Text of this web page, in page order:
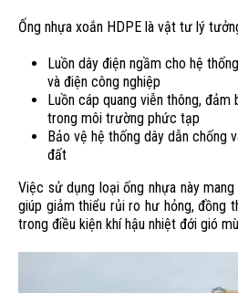
Ống nhựa xoắn HDPE là vật tư lý
Luồn dây điện ngầm cho hệ
và điện công nghiệp
Luồn cáp quang viễn thông, đảm
trong môi trường phức tạp
Bảo vệ hệ thống dây dẫn chống
đất
Việc sử dụng loại ống nhựa này
giúp giảm thiểu rủi ro hư hỏng, đồng
trong điều kiện khí hậu nhiệt đới gió